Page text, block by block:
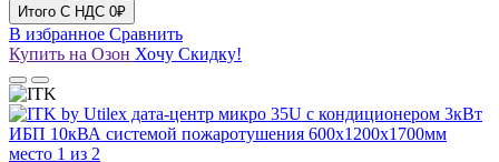
Итого C НДС 0₽
В избранное Сравнить
Купить на Озон Хочу Скидку!